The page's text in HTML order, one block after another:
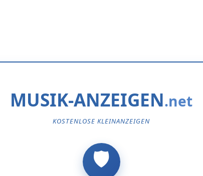
MUSIK-ANZEIGEN
KOSTENLOSE KLEINANZEIGEN